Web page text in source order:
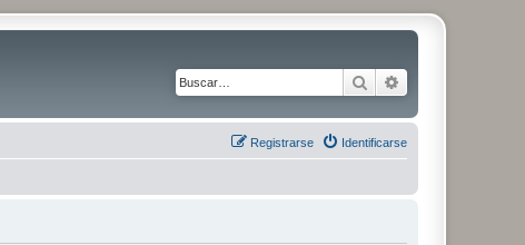
Buscar
Identificarse
Registrarse